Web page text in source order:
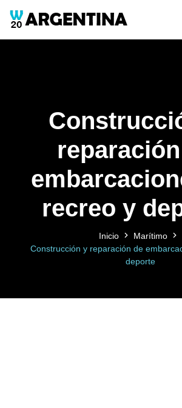
recreo y
Inicio
Marítimo
Construcción y reparación de
deporte